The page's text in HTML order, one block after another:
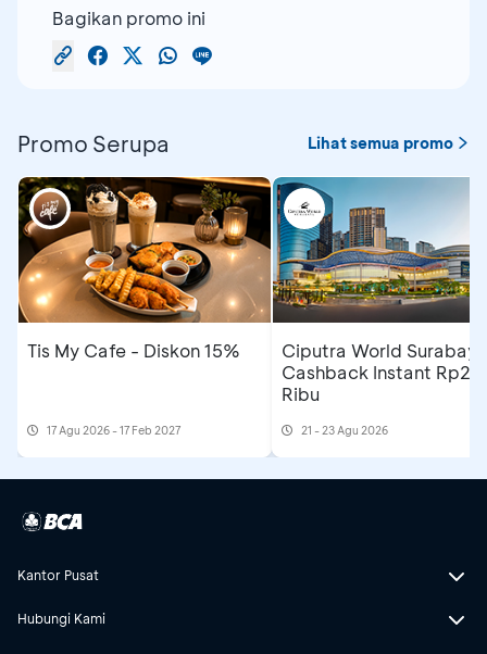
Bagikan promo ini
Promo Serupa Lihat semua promo
Tis My Cafe - Diskon 15%
17 Agu 2026 - 17 Feb 2027
Ciputra World
Cashback Instant Rp25
Ribu
21 - 23 Agu 2026
Kantor Pusat
Hubungi Kami